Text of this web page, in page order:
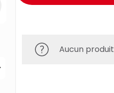
Aucun